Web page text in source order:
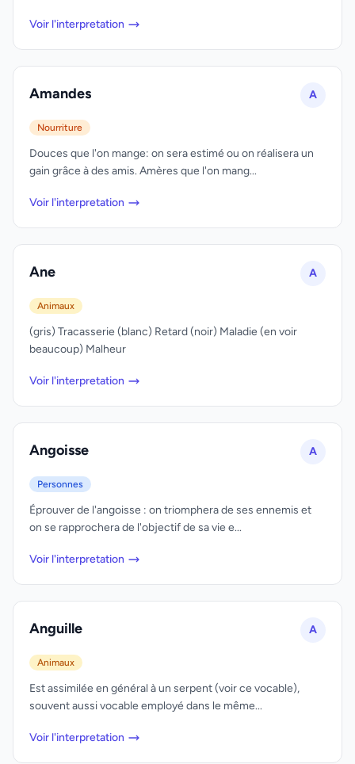
Voir l'interpretation
Amandes A
Nourriture
Douces que l'on mange: on sera estimé ou on réalisera un
gain grâce à des amis. Amères que l'on mang...
Voir l'interpretation
Ane A
Animaux
(gris) Tracasserie (blanc) Retard (noir) Maladie (en voir
beaucoup) Malheur
Voir l'interpretation
Angoisse A
Personnes
Éprouver de l'angoisse : on triomphera de ses ennemis et
on se rapprochera de l'objectif de sa vie e...
Voir l'interpretation
Anguille A
Animaux
Est assimilée en général à un serpent (voir ce vocable),
souvent aussi vocable employé dans le même...
Voir l'interpretation